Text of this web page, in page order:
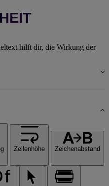
hilft dir, die Wirkung der
Zeilenhöhe Zeichenabstand